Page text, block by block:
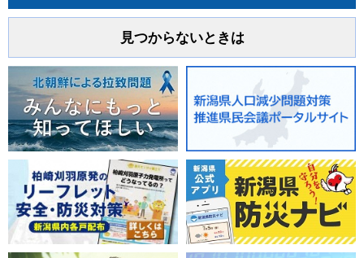
見つからないときは